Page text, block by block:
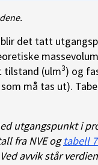
det tatt
tilstand (ulm3) og
må tas ut).
utgangspunkt i
fra NVE ogtabell
avvik står